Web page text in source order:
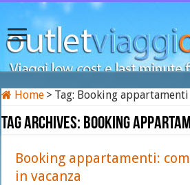
Home > Tag: Booking appartamenti
Tag Archives: Booking
Booking appartamenti:
in vacanza